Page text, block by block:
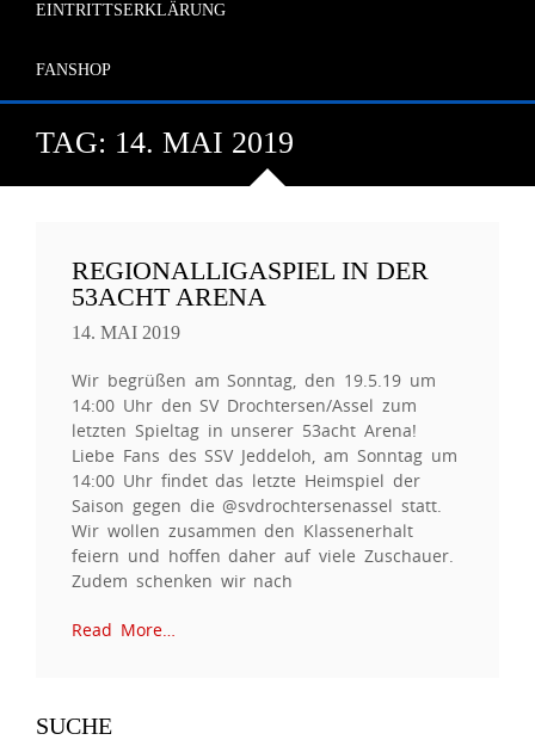
EINTRITTSERKLÄRUNG
FANSHOP
TAG: 14. MAI 2019
REGIONALLIGASPIEL IN DER
53ACHT ARENA
14. MAI 2019
Wir begrüßen am Sonntag, den 19.5.19 um
14:00 Uhr den SV Drochtersen/Assel zum
letzten Spieltag in unserer 53acht Arena!
Liebe Fans des SSV Jeddeloh, am Sonntag um
14:00 Uhr findet das letzte Heimspiel der
Saison gegen die @svdrochtersenassel statt.
Wir wollen zusammen den Klassenerhalt
feiern und hoffen daher auf viele Zuschauer.
Zudem schenken wir nach
Read More…
SUCHE